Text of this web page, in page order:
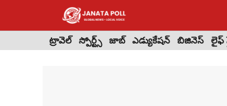
content ట్రావెల్ స్పోర్ట్స్ జాబ్ ఎడ్యుకేషన్ బిజినెస్ లైఫ్